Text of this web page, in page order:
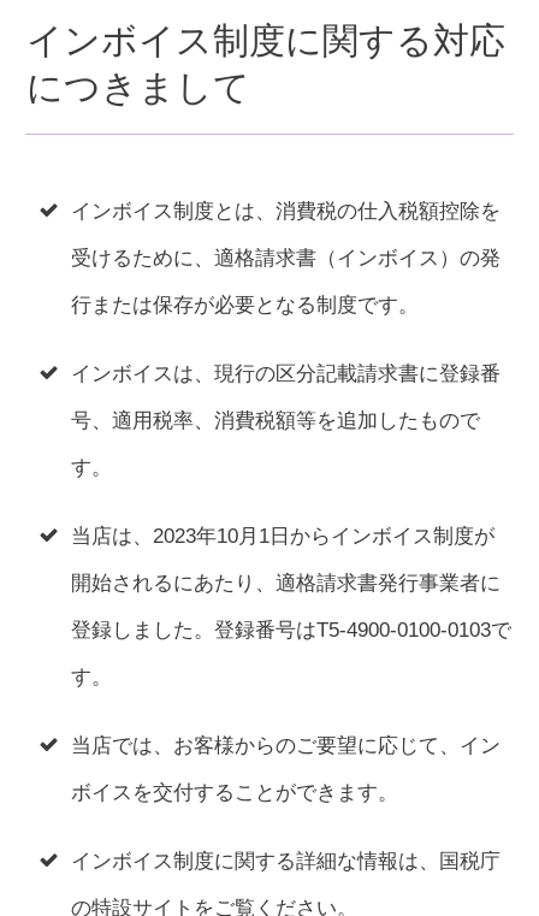
インボイス制度に関する対応
につきまして
インボイス制度とは、消費税の仕入税額控除を
受けるために、適格請求書（インボイス）の発
行または保存が必要となる制度です。
インボイスは、現行の区分記載請求書に登録番
号、適用税率、消費税額等を追加したもので
す。
当店は、2023年10月1日からインボイス制度が
開始されるにあたり、適格請求書発行事業者に
登録しました。登録番号はT5-4900-0100-0103で
す。
当店では、お客様からのご要望に応じて、イン
ボイスを交付することができます。
インボイス制度に関する詳細な情報は、国税庁
の特設サイトをご覧ください。